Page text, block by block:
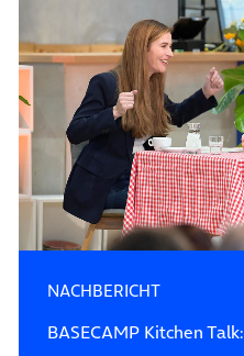
NACHBERICHT
BASECAMP Kitchen Talk: